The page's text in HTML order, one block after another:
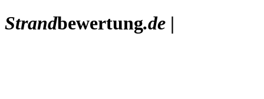
Strandbewertung.de |